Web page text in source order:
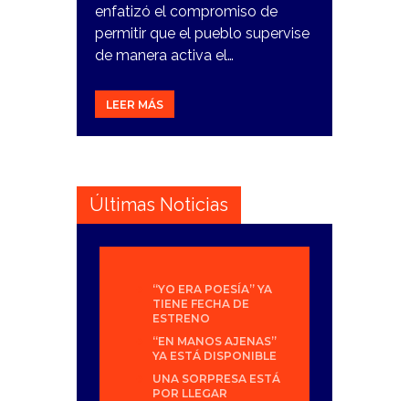
enfatizó el compromiso de
permitir que el pueblo supervise
de manera activa el…
LEER MÁS
Últimas Noticias
“YO ERA POESÍA” YA
TIENE FECHA DE
ESTRENO
“EN MANOS AJENAS”
YA ESTÁ DISPONIBLE
UNA SORPRESA ESTÁ
POR LLEGAR